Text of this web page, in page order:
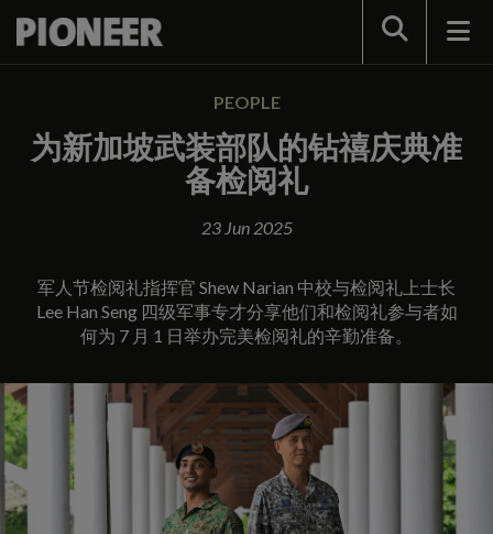
Search
PEOPLE
为新加坡武装部队的钻禧庆典准
备检阅礼
23 Jun 2025
军人节检阅礼指挥官 Shew Narian 中校与检阅礼上士长
Lee Han Seng 四级军事专才分享他们和检阅礼参与者如
何为 7 月 1 日举办完美检阅礼的辛勤准备。